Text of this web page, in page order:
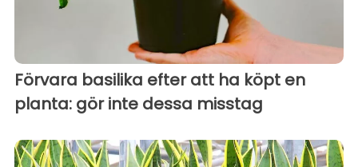
Förvara basilika efter att ha köpt en
planta: gör inte dessa misstag